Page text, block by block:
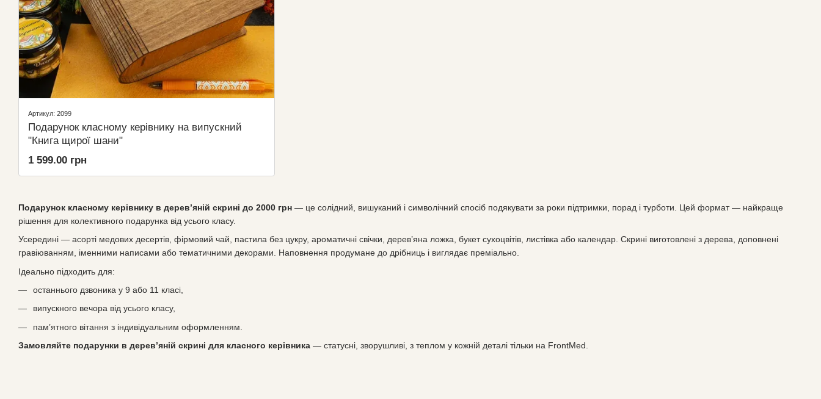
Подарунок класному керівнику в дерев’яній скрині до 2000 грн — це солідний, вишуканий і символічний спосіб подякувати за роки підтримки, порад і турботи. Цей формат — найкраще
рішення для колективного подарунка від усього класу.
Усередині — асорті медових десертів, фірмовий чай, пастила без цукру, ароматичні свічки, дерев’яна ложка, букет сухоцвітів, листівка або календар. Скрині виготовлені з дерева, доповнені
гравіюванням, іменними написами або тематичними декорами. Наповнення продумане до дрібниць і виглядає преміально.
Ідеально підходить для:
останнього дзвоника у 9 або 11 класі,
випускного вечора від усього класу,
пам’ятного вітання з індивідуальним оформленням.
Замовляйте подарунки в дерев’яній скрині для класного керівника — статусні, зворушливі, з теплом у кожній деталі тільки на FrontMed.
Артикул: 2099
Подарунок класному керівнику на випускний
"Книга щирої шани"
1 599.00 грн